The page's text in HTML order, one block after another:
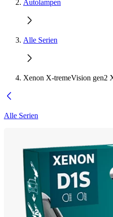
Autolampen
Alle Serien
Xenon X-tremeVision gen2
Alle Serien